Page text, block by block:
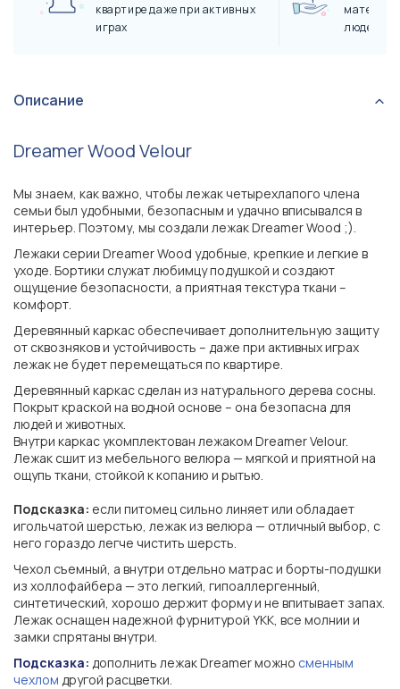
квартире даже при активных
играх
людей и
Описание
Dreamer Wood Velour
Мы знаем, как важно, чтобы лежак четырехлапого члена
семьи был удобными, безопасным и удачно вписывался в
интерьер. Поэтому, мы создали лежак Dreamer Wood ;).
Лежаки серии Dreamer Wood удобные, крепкие и легкие в
уходе. Бортики служат любимцу подушкой и создают
ощущение безопасности, а приятная текстура ткани –
комфорт.
Деревянный каркас обеспечивает дополнительную защиту
от сквозняков и устойчивость – даже при активных играх
лежак не будет перемещаться по квартире.
Деревянный каркас сделан из натурального дерева сосны.
Покрыт краской на водной основе – она безопасна для
людей и животных.
Внутри каркас укомплектован лежаком Dreamer Velour.
Лежак сшит из мебельного велюра — мягкой и приятной на
ощупь ткани, стойкой к копанию и рытью.
Подсказка: если питомец сильно линяет или обладает
игольчатой шерстью, лежак из велюра — отличный выбор, с
него гораздо легче чистить шерсть.
Чехол съемный, а внутри отдельно матрас и борты-подушки
из холлофайбера — это легкий, гипоаллергенный,
синтетический, хорошо держит форму и не впитывает запах.
Лежак оснащен надежной фурнитурой YKK, все молнии и
замки спрятаны внутри.
Подсказка: дополнить лежак Dreamer можно сменным
чехлом другой расцветки.